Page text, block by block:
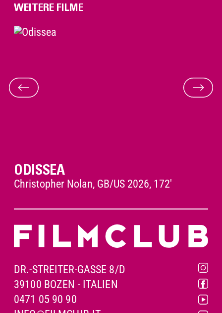
preceduta dalla proiezione di NEWS FROM
artistico, sono accompagnate dalla sua voce
che legge le lettere della madre provenienti da
WEITERE FILME
ODISSEA
Christopher Nolan, GB/US 2026, 172'
DR.-STREITER-GASSE 8/D
39100 BOZEN - ITALIEN
0471 05 90 90